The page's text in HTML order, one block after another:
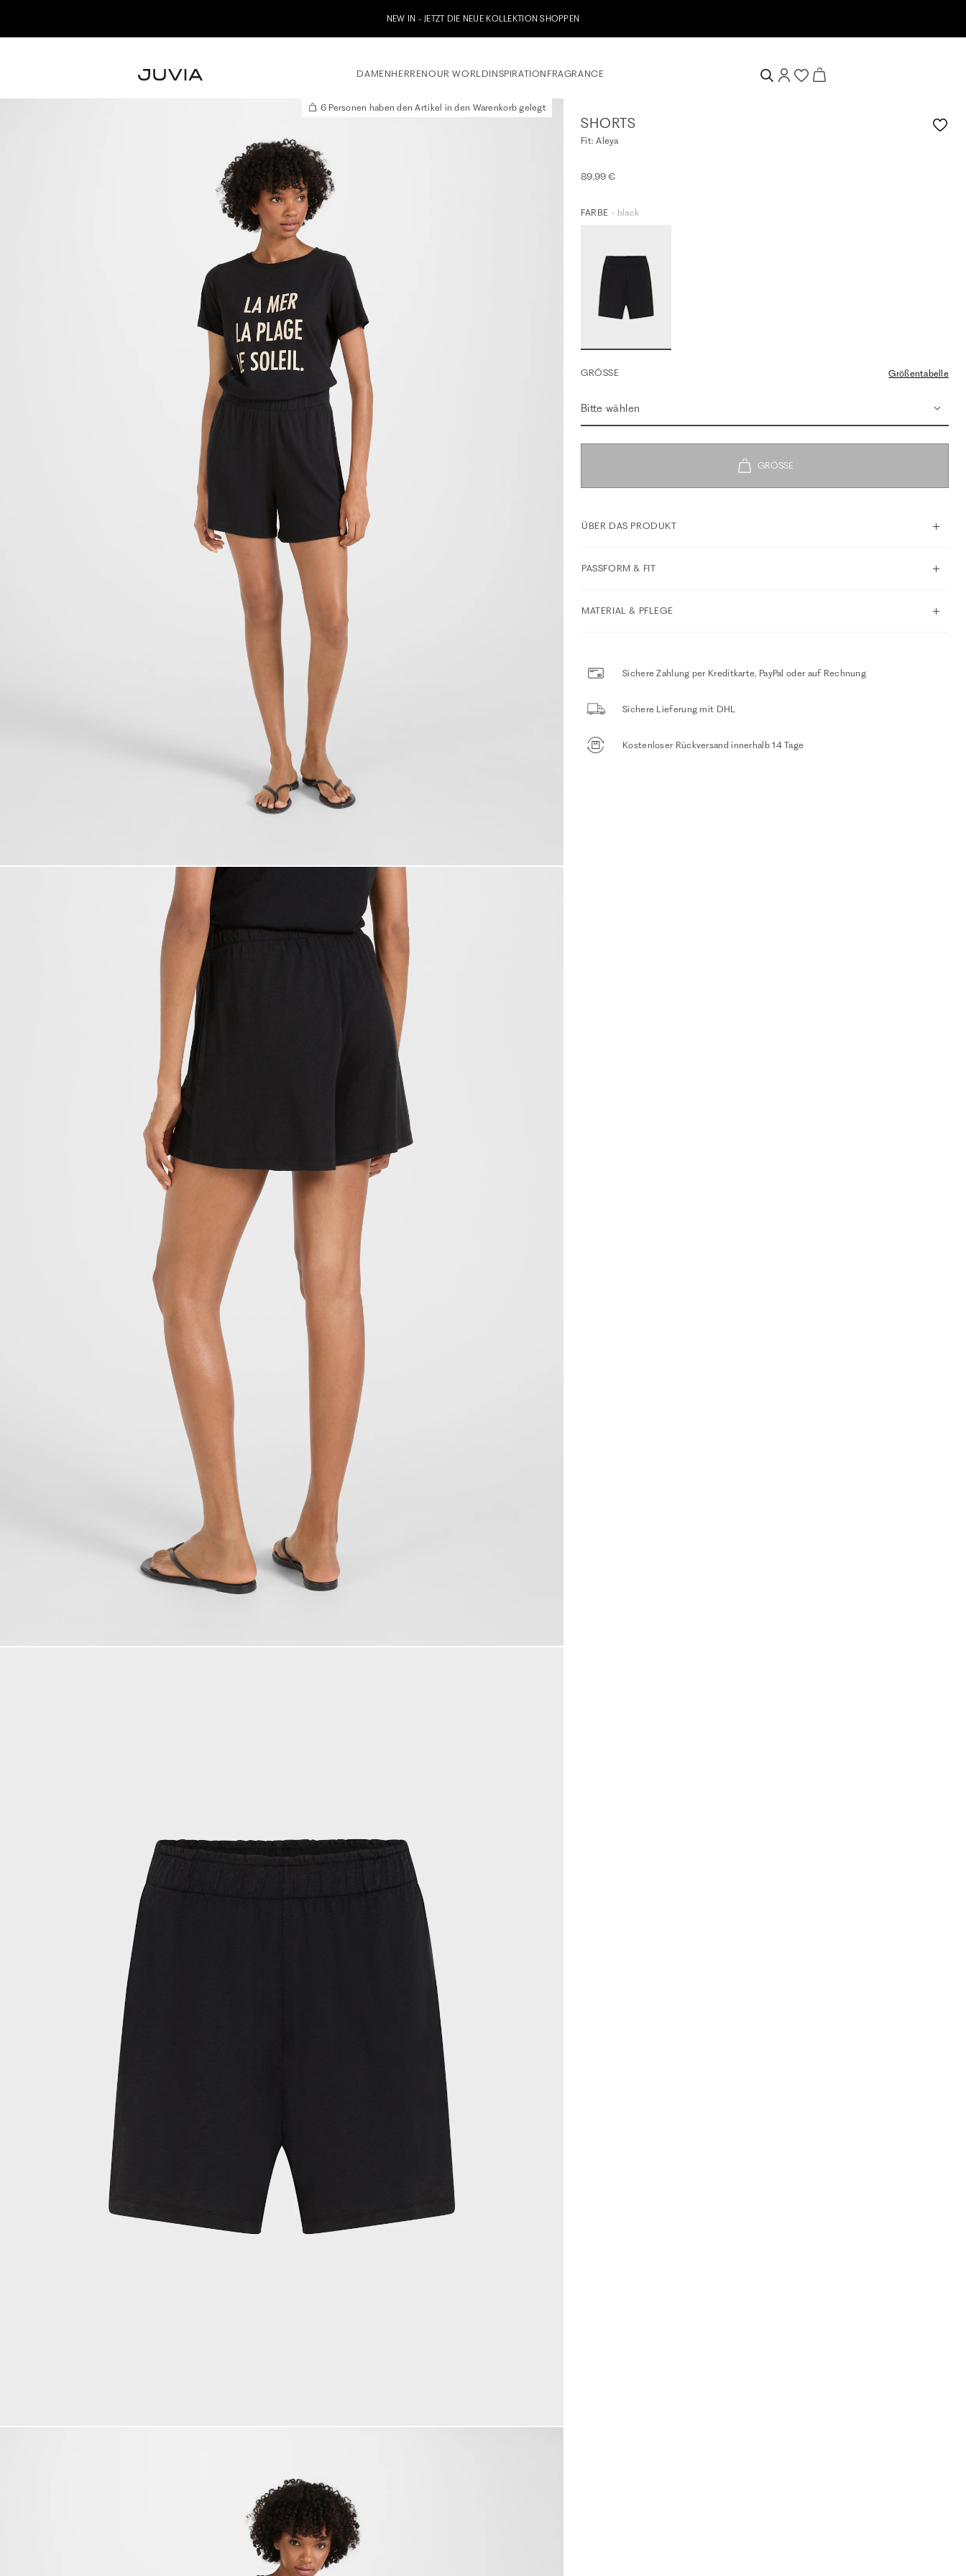
Jetzt zu unserem Whatsapp Newsletter anmelden & 10% Willkommensgutschein erhalten
DAMENHERRENOUR WORLDINSPIRATION FRAGRANCE
6 Personen haben den Artikel in den Warenkorb gelegt
SHORTS
Fit: Aleya
89,99 €
FARBE - black
GRÖSSE Größentabelle
Bitte wählen
ÜBER DAS PRODUKT
PASSFORM & FIT
MATERIAL & PFLEGE
Sichere Zahlung per Kreditkarte, PayPal oder auf Rechnung
Sichere Lieferung mit DHL
Kostenloser Rückversand innerhalb 14 Tage